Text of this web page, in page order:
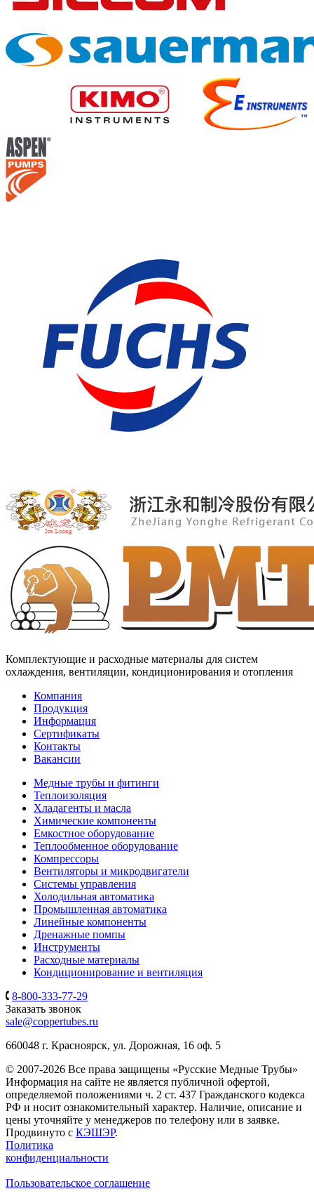
Комплектующие и расходные материалы для систем
охлаждения, вентиляции, кондиционирования и отопления
Компания
Продукция
Информация
Сертификаты
Контакты
Вакансии
Медные трубы и фитинги
Теплоизоляция
Хладагенты и масла
Химические компоненты
Емкостное оборудование
Теплообменное оборудование
Компрессоры
Вентиляторы и микродвигатели
Системы управления
Холодильная автоматика
Промышленная автоматика
Линейные компоненты
Дренажные помпы
Инструменты
Расходные материалы
Кондиционирование и вентиляция
8-800-333-77-29
Заказать звонок
sale@coppertubes.ru
660048 г. Красноярск, ул. Дорожная, 16 оф. 5
© 2007-2026 Все права защищены «Русские Медные Трубы»
Информация на сайте не является публичной офертой,
определяемой положениями ч. 2 ст. 437 Гражданского кодекса
РФ и носит ознакомительный характер. Наличие, описание и
цены уточняйте у менеджеров по телефону или в заявке.
Продвинуто с КЭШЭР.
Политика
конфиденциальности
Пользовательское соглашение